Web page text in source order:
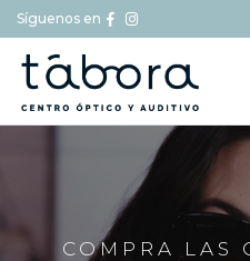
Síguenos en
COMPRA LAS